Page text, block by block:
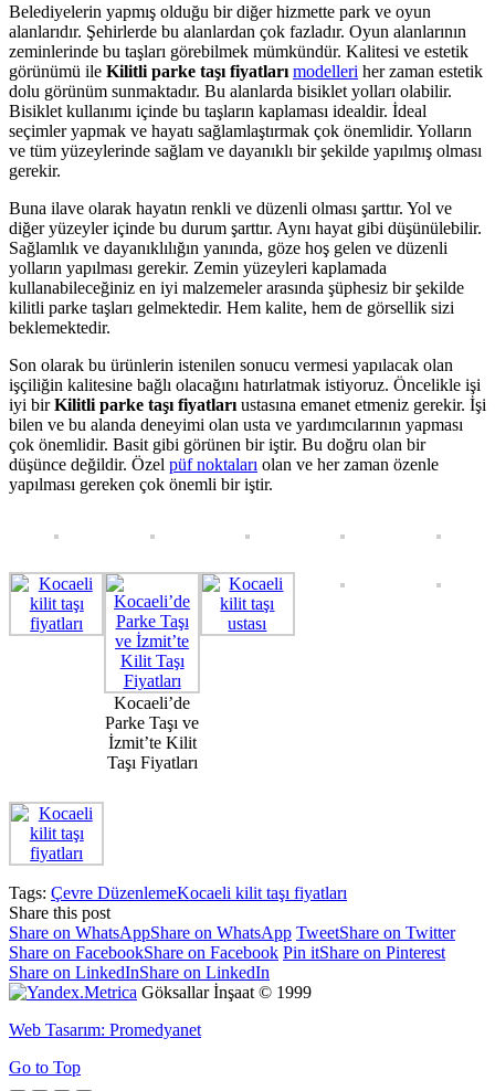
Belediyelerin yapmış olduğu bir diğer hizmette park ve oyun
alanlarıdır. Şehirlerde bu alanlardan çok fazladır. Oyun alanlarının
zeminlerinde bu taşları görebilmek mümkündür. Kalitesi ve estetik
görünümü ile Kilitli parke taşı fiyatları modelleri her zaman estetik
dolu görünüm sunmaktadır. Bu alanlarda bisiklet yolları olabilir.
Bisiklet kullanımı içinde bu taşların kaplaması idealdir. İdeal
seçimler yapmak ve hayatı sağlamlaştırmak çok önemlidir. Yolların
ve tüm yüzeylerinde sağlam ve dayanıklı bir şekilde yapılmış olması
gerekir.
Buna ilave olarak hayatın renkli ve düzenli olması şarttır. Yol ve
diğer yüzeyler içinde bu durum şarttır. Aynı hayat gibi düşünülebilir.
Sağlamlık ve dayanıklılığın yanında, göze hoş gelen ve düzenli
yolların yapılması gerekir. Zemin yüzeyleri kaplamada
kullanabileceğiniz en iyi malzemeler arasında şüphesiz bir şekilde
kilitli parke taşları gelmektedir. Hem kalite, hem de görsellik sizi
beklemektedir.
Son olarak bu ürünlerin istenilen sonucu vermesi yapılacak olan
işçiliğin kalitesine bağlı olacağını hatırlatmak istiyoruz. Öncelikle işi
iyi birKilitli parke taşı fiyatları ustasına emanet etmeniz gerekir. İşi
bilen ve bu alanda deneyimi olan usta ve yardımcılarının yapması
çok önemlidir. Basit gibi görünen bir iştir. Bu doğru olan bir
düşünce değildir. Özel püf noktaları olan ve her zaman özenle
yapılması gereken çok önemli bir iştir.
Kocaeli’de
Parke Taşı ve
İzmit’te Kilit
Taşı Fiyatları
Tags: Çevre DüzenlemeKocaeli kilit taşı fiyatları
Share this post
Share on WhatsAppShare on WhatsApp TweetShare on Twitter
Share on FacebookShare on Facebook Pin itShare on Pinterest
Share on LinkedInShare on LinkedIn
Göksallar İnşaat © 1999
Web Tasarım: Promedyanet
Go to Top